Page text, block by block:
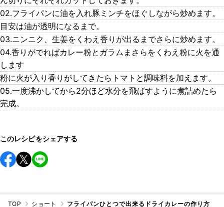
02.フライパンに油を入れ豚ミンチをほぐしながら炒めます。
目安は油が透明になるまで。
03.ニンニク、生姜をくわえ香りが出るまでさらに炒めます。
04.香りがでればカレー粉とガラムまさらをくわえ粉に火を通
します
粉に火が入り香りがしてきたらトマトと調味料を加えます。
05.一度沸かしてから2分ほど水分を飛ばすように煮詰めたら
完成。
このレシピをシェアする
TOP ショート フライパンひとつで出来るドライカレーの作り方